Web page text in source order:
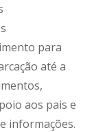
para
até a
aos pais e
informações.